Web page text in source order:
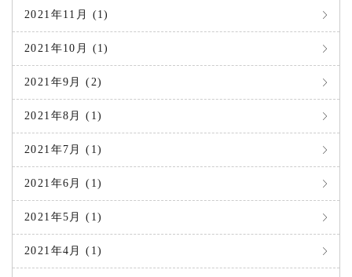
2021年11月 (1)
2021年10月 (1)
2021年9月 (2)
2021年8月 (1)
2021年7月 (1)
2021年6月 (1)
2021年5月 (1)
2021年4月 (1)